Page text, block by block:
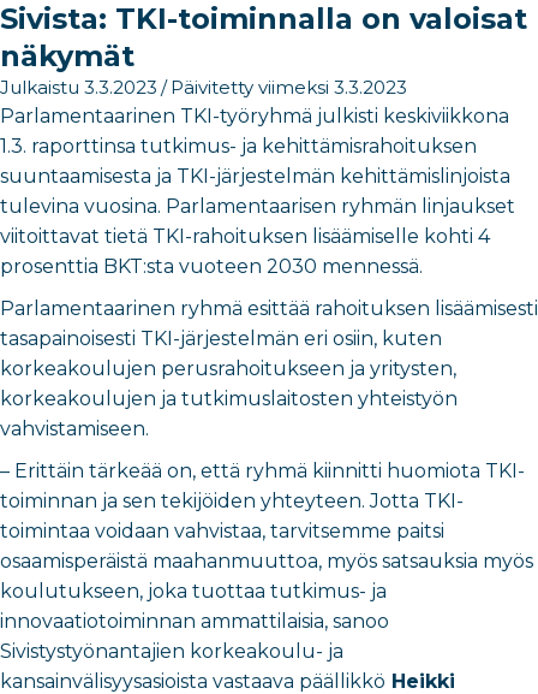
Sivista: TKI-toiminnalla on valoisat
näkymät
Julkaistu 3.3.2023 / Päivitetty viimeksi 3.3.2023
Parlamentaarinen TKI-työryhmä julkisti keskiviikkona
1.3. raporttinsa tutkimus- ja kehittämisrahoituksen
suuntaamisesta ja TKI-järjestelmän kehittämislinjoista
tulevina vuosina. Parlamentaarisen ryhmän linjaukset
viitoittavat tietä TKI-rahoituksen lisäämiselle kohti 4
prosenttia BKT:sta vuoteen 2030 mennessä.
Parlamentaarinen ryhmä esittää rahoituksen lisäämisesti
tasapainoisesti TKI-järjestelmän eri osiin, kuten
korkeakoulujen perusrahoitukseen ja yritysten,
korkeakoulujen ja tutkimuslaitosten yhteistyön
vahvistamiseen.
– Erittäin tärkeää on, että ryhmä kiinnitti huomiota TKI-
toiminnan ja sen tekijöiden yhteyteen. Jotta TKI-
toimintaa voidaan vahvistaa, tarvitsemme paitsi
osaamisperäistä maahanmuuttoa, myös satsauksia myös
koulutukseen, joka tuottaa tutkimus- ja
innovaatiotoiminnan ammattilaisia, sanoo
Sivistystyönantajien korkeakoulu- ja
kansainvälisyysasioista vastaava päällikkö Heikki